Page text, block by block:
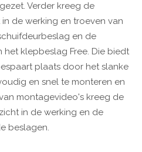
Verder kreeg de
de werking en troeven van
en de
klepbeslag Free. Die biedt
plaats door het slanke
en snel te monteren en
montagevideo's kreeg de
in de werking en de
beslagen.